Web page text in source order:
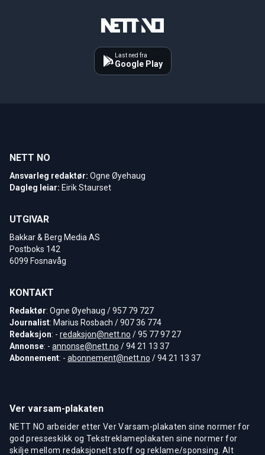
Last ned fra
Google Play
NETT NO
Ansvarleg redaktør: Ogne Øyehaug
Dagleg leiar: Eirik Staurset
UTGIVAR
Bakkar & Berg Media AS
Postboks 142
6099 Fosnavåg
KONTAKT
Redaktør: Ogne Øyehaug / 957 79 727
Journalist: Marius Rosbach / 907 36 774
Redaksjon: - redaksjon@nett.no / 95 77 97 27
Annonse: - annonse@nett.no / 94 21 13 37
Abonnement: - abonnement@nett.no / 94 21 13 37
Ver varsam-plakaten
NETT NO arbeider etter Ver Varsam-plakaten sine normer for
god presseskikk og Tekstreklameplakaten sine normer for
skilje mellom redaksjonelt stoff og reklame/sponsing. Alt